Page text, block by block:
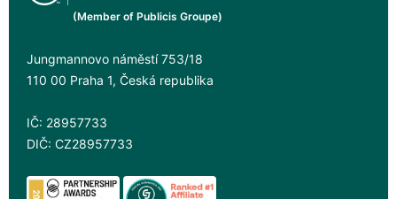
(Member of Publicis Groupe)
Jungmannovo náměstí 753/18
110 00 Praha 1, Česká republika
IČ: 28957733
DIČ: CZ28957733